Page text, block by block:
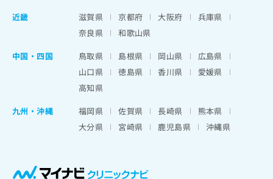
近畿
滋賀県 京都府 大阪府
兵庫県
奈良県
和歌山県
中国・四国
鳥取県 島根県 岡山県
広島県
山口県
徳島県 香川県
愛媛県
高知県
九州・沖縄
福岡県 佐賀県 長崎県
熊本県
大分県
宮崎県 鹿児島県 沖縄県